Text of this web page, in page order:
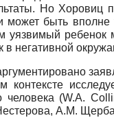
Но Хоровиц
быть вполне
уязвимый
негативной
контексте
человека (W.A.
А.М.